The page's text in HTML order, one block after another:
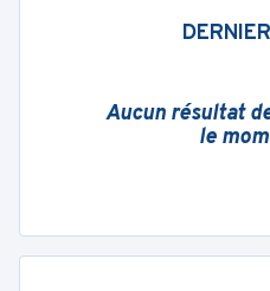
Aucun résultat
le